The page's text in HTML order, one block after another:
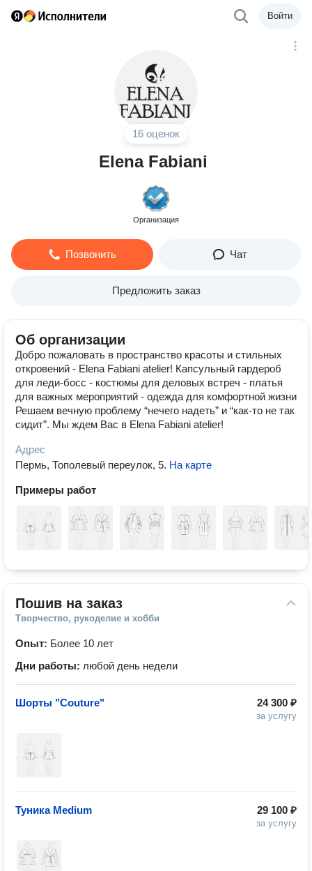
Войти
16 оценок
Elena Fabiani
Организация
Позвонить Чат
Предложить заказ
Об организации
Добро пожаловать в пространство красоты и стильных
откровений - Elena Fabiani atelier! Капсульный гардероб
для леди-босс - костюмы для деловых встреч - платья
для важных мероприятий - одежда для комфортной жизни
Решаем вечную проблему “нечего надеть” и “как-то не так
сидит”. Мы ждем Вас в Elena Fabiani atelier!
Адрес
Пермь, Тополевый переулок, 5. На карте
Примеры работ
Пошив на заказ
Творчество, рукоделие и хобби
Опыт: Более 10 лет
Дни работы: любой день недели
24 300 ₽
за услугу
Шорты "Couture"
29 100 ₽
за услугу
Туника Medium